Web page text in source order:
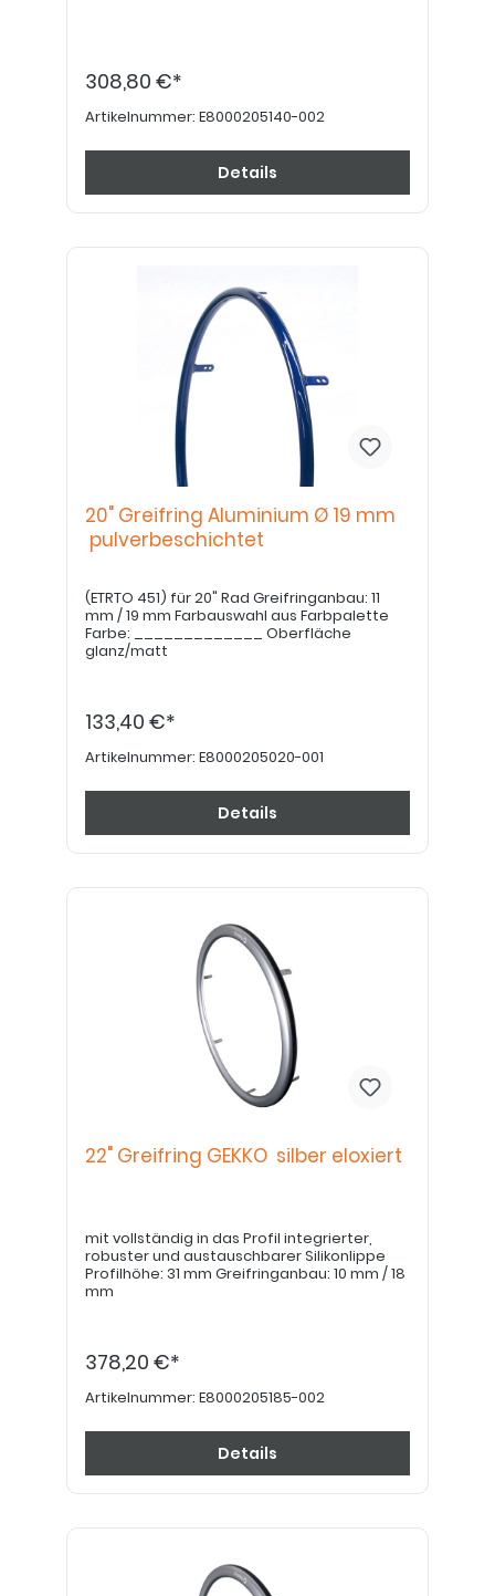
308,80 €*
Artikelnummer: E8000205140-002
Details
20" Greifring Aluminium Ø 19 mm
pulverbeschichtet
(ETRTO 451) für 20" Rad Greifringanbau: 11
mm / 19 mm Farbauswahl aus Farbpalette
Farbe: _____________ Oberfläche
glanz/matt
133,40 €*
Artikelnummer: E8000205020-001
Details
22" Greifring GEKKO silber eloxiert
mit vollständig in das Profil integrierter,
robuster und austauschbarer Silikonlippe
Profilhöhe: 31 mm Greifringanbau: 10 mm / 18
mm
378,20 €*
Artikelnummer: E8000205185-002
Details